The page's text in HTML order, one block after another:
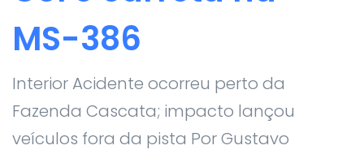
MS-386
Interior Acidente ocorreu perto da
Fazenda Cascata; impacto lançou
veículos fora da pista Por Gustavo